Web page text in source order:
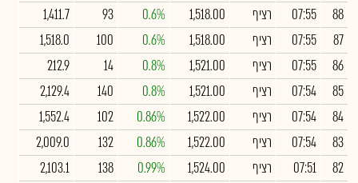
88
07:55 רציף 1,518.00
0.6%
93
1,411.7
87
07:55 רציף 1,518.00
0.6%
100
1,518.0
86
07:55 רציף 1,521.00
0.8%
14
212.9
85
07:54 רציף 1,521.00
0.8%
140
2,129.4
84
07:54 רציף 1,522.00
0.86%
102
1,552.4
83
07:54 רציף 1,522.00
0.86%
132
2,009.0
82
07:51 רציף 1,524.00
0.99%
138
2,103.1